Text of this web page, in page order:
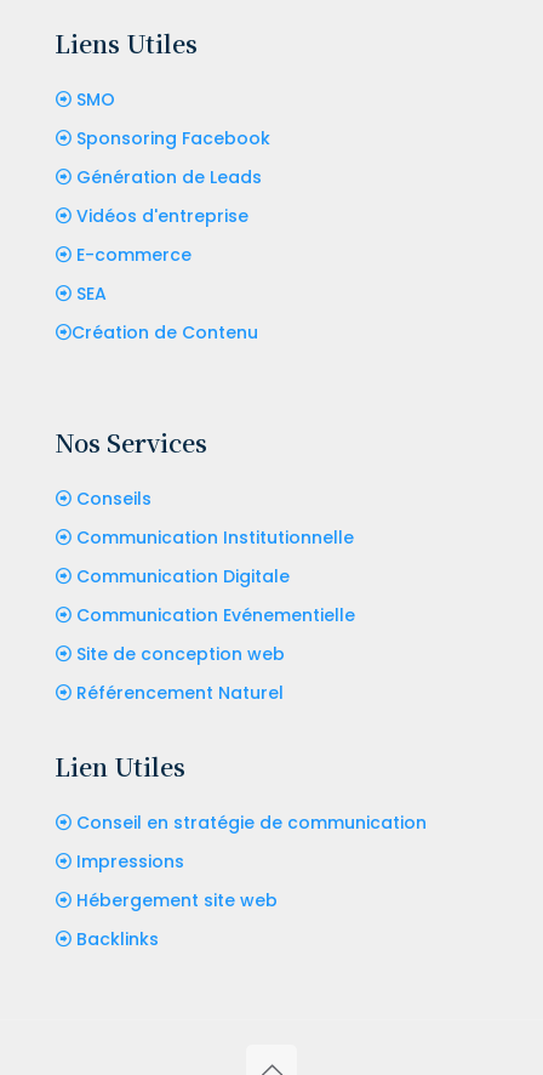
Liens Utiles
SMO
Sponsoring Facebook
Génération de Leads
Vidéos d'entreprise
E-commerce
SEA
Création de Contenu
Nos Services
Conseils
Communication Institutionnelle
Communication Digitale
Communication Evénementielle
Site de conception web
Référencement Naturel
Lien Utiles
Conseil en stratégie de communication
Impressions
Hébergement site web
Backlinks